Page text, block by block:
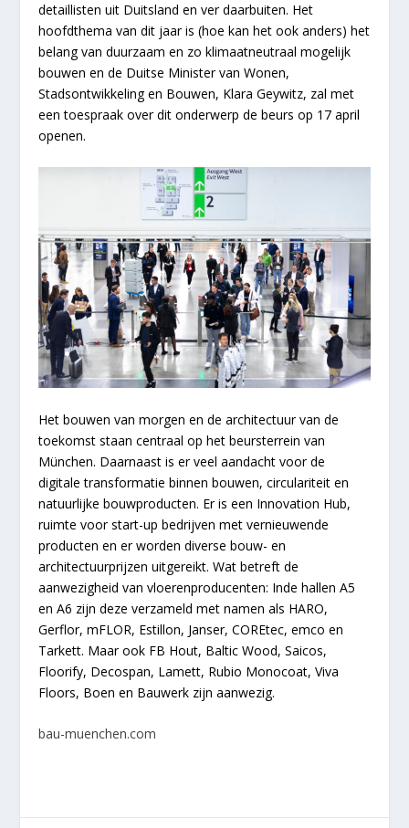
detaillisten uit Duitsland en ver daarbuiten. Het
hoofdthema van dit jaar is (hoe kan het ook anders) het
belang van duurzaam en zo klimaatneutraal mogelijk
bouwen en de Duitse Minister van Wonen,
Stadsontwikkeling en Bouwen, Klara Geywitz, zal met
een toespraak over dit onderwerp de beurs op 17 april
openen.
Het bouwen van morgen en de architectuur van de
toekomst staan centraal op het beursterrein van
München. Daarnaast is er veel aandacht voor de
digitale transformatie binnen bouwen, circulariteit en
natuurlijke bouwproducten. Er is een Innovation Hub,
ruimte voor start-up bedrijven met vernieuwende
producten en er worden diverse bouw- en
architectuurprijzen uitgereikt. Wat betreft de
aanwezigheid van vloerenproducenten: Inde hallen A5
en A6 zijn deze verzameld met namen als HARO,
Gerflor, mFLOR, Estillon, Janser, COREtec, emco en
Tarkett. Maar ook FB Hout, Baltic Wood, Saicos,
Floorify, Decospan, Lamett, Rubio Monocoat, Viva
Floors, Boen en Bauwerk zijn aanwezig.
bau-muenchen.com